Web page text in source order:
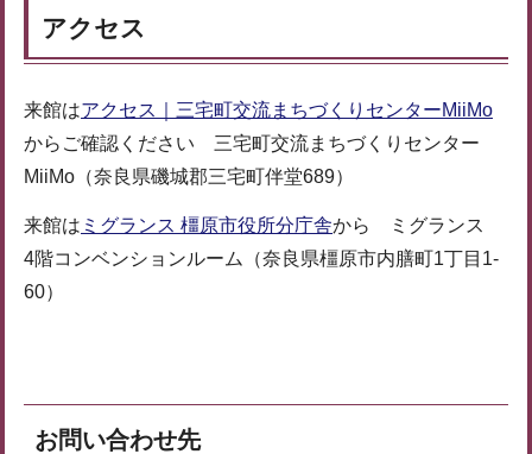
アクセス
来館はアクセス｜三宅町交流まちづくりセンターMiiMo
からご確認ください 三宅町交流まちづくりセンター
MiiMo（奈良県磯城郡三宅町伴堂689）
来館は ミグランス 橿原市役所分庁舎から ミグランス
4階コンベンションルーム（奈良県橿原市内膳町1丁目1-
60）
お問い合わせ先